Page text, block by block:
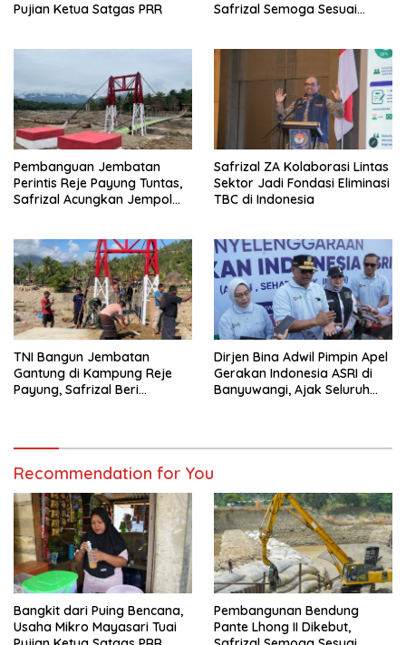
Pujian Ketua Satgas PRR
Safrizal Semoga Sesuai
Pembanguan Jembatan
Perintis Reje Payung Tuntas,
Safrizal Acungkan Jempol
Safrizal ZA Kolaborasi Lintas
Sektor Jadi Fondasi Eliminasi
TBC di Indonesia
TNI Bangun Jembatan
Gantung di Kampung Reje
Payung, Safrizal Beri
Dirjen Bina Adwil Pimpin Apel
Gerakan Indonesia ASRI di
Banyuwangi, Ajak Seluruh
Recommendation for You
Bangkit dari Puing Bencana,
Usaha Mikro Mayasari Tuai
Pembangunan Bendung
Pante Lhong II Dikebut,